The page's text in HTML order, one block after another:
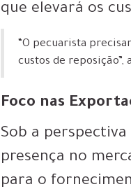
que elevará os
“O pecuarista
custos de reposição”,
Foco nas
Sob a
presença no
para o